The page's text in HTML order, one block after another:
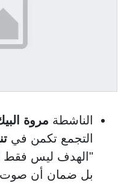
الناشطة مروة
التجمع تكمن في
"الهدف ليس فقط
بل ضمان أن صوت